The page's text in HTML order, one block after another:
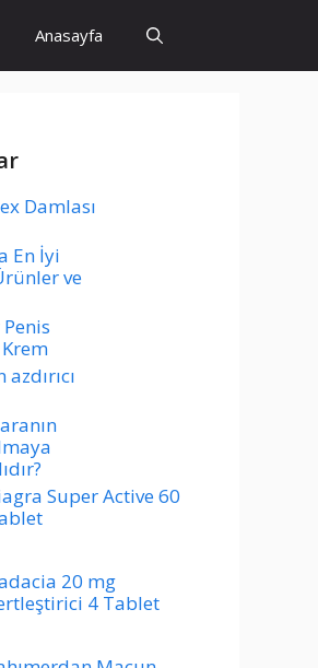
Anasayfa
Damlası
En İyi
ve
Super Active 60
20 mg
4 Tablet